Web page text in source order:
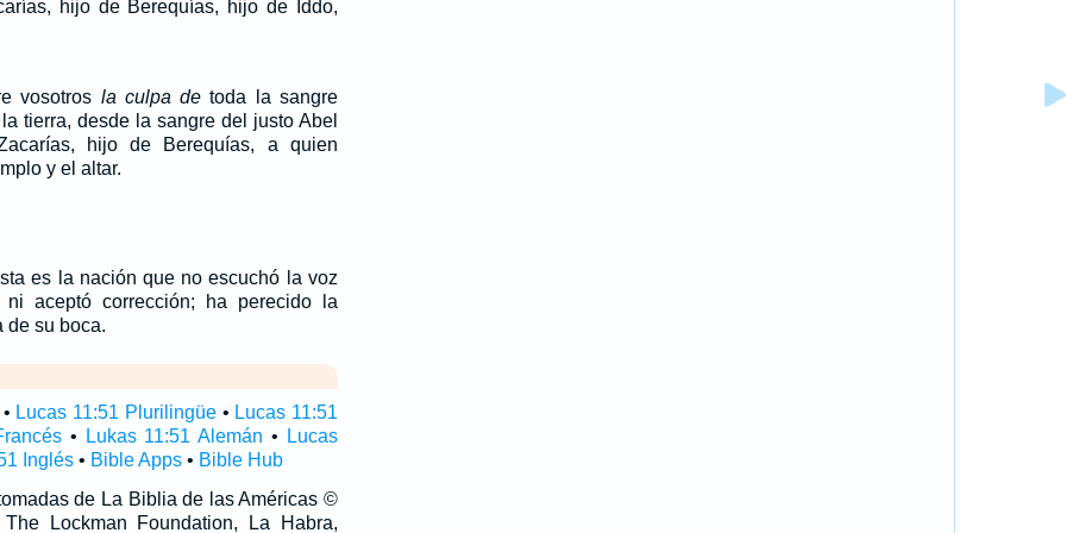
hijo de Berequías, hijo de Iddo,
vosotros la culpa de toda la sangre
tierra, desde la sangre del justo Abel
hijo de Berequías, a quien
y el altar.
es la nación que no escuchó la voz
aceptó corrección; ha perecido la
de su boca.
Lucas 11:51 Plurilingüe• Lucas 11:51
• Lukas 11:51 Alemán •
Lucas
Inglés• Bible Apps• Bible Hub
de La Biblia de las Américas ©
Lockman Foundation, La Habra,